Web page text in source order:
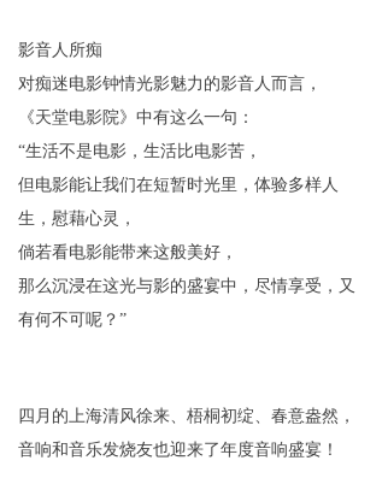
影音人所痴
对痴迷电影钟情光影魅力的影音人而言，
《天堂电影院》中有这么一句：
“生活不是电影，生活比电影苦，
但电影能让我们在短暂时光里，体验多样人
生，慰藉心灵，
倘若看电影能带来这般美好，
那么沉浸在这光与影的盛宴中，尽情享受，又
有何不可呢？”
四月的上海清风徐来、梧桐初绽、春意盎然，
音响和音乐发烧友也迎来了年度音响盛宴！